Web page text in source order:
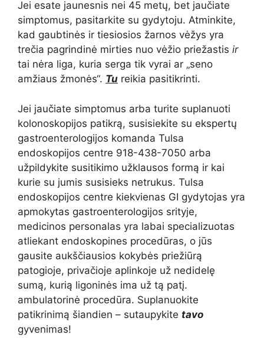
Jei esate jaunesnis nei 45 metų, bet jaučiate
simptomus, pasitarkite su gydytoju. Atminkite,
kad gaubtinės ir tiesiosios žarnos vėžys yra
trečia pagrindinė mirties nuo vėžio priežastis ir
tai nėra liga, kuria serga tik vyrai ar „seno
amžiaus žmonės“. Tu reikia pasitikrinti.
Jei jaučiate simptomus arba turite suplanuoti
kolonoskopijos patikrą, susisiekite su ekspertų
gastroenterologijos komanda Tulsa
endoskopijos centre 918-438-7050 arba
užpildykite susitikimo užklausos formą ir kai
kurie su jumis susisieks netrukus. Tulsa
endoskopijos centre kiekvienas GI gydytojas yra
apmokytas gastroenterologijos srityje,
medicinos personalas yra labai specializuotas
atliekant endoskopines procedūras, o jūs
gausite aukščiausios kokybės priežiūrą
patogioje, privačioje aplinkoje už nedidelę
sumą, kurią ligoninės ima už tą patį.
ambulatorinė procedūra. Suplanuokite
patikrinimą šiandien – sutaupykite tavo
gyvenimas!